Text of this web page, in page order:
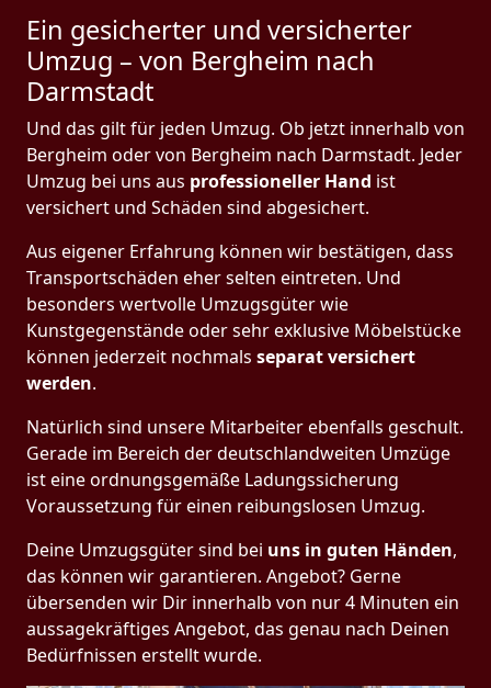
Ein gesicherter und versicherter
Umzug – von Bergheim nach
Darmstadt
Und das gilt für jeden Umzug. Ob jetzt innerhalb von
Bergheim oder von Bergheim nach Darmstadt. Jeder
Umzug bei uns aus professioneller Hand ist
versichert und Schäden sind abgesichert.
Aus eigener Erfahrung können wir bestätigen, dass
Transportschäden eher selten eintreten. Und
besonders wertvolle Umzugsgüter wie
Kunstgegenstände oder sehr exklusive Möbelstücke
können jederzeit nochmals separat versichert
werden.
Natürlich sind unsere Mitarbeiter ebenfalls geschult.
Gerade im Bereich der deutschlandweiten Umzüge
ist eine ordnungsgemäße Ladungssicherung
Voraussetzung für einen reibungslosen Umzug.
Deine Umzugsgüter sind bei uns in guten Händen,
das können wir garantieren. Angebot? Gerne
übersenden wir Dir innerhalb von nur 4 Minuten ein
aussagekräftiges Angebot, das genau nach Deinen
Bedürfnissen erstellt wurde.